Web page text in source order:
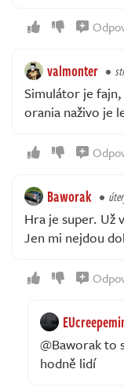
valmonter
Simulátor je fajn,
orania naživo je
Baworak
Hra je super. Už
Jen mi nejdou
@Baworak to
hodně lidí